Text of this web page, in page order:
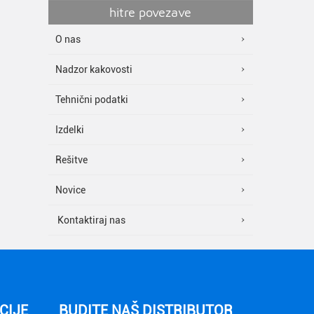
hitre povezave
O nas
Nadzor kakovosti
Tehnični podatki
Izdelki
Rešitve
Novice
Kontaktiraj nas
BUDITE NAŠ DISTRIBUTOR